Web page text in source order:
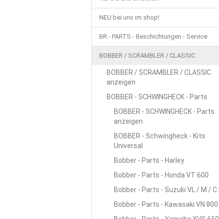
FAHRWERK / RÄDER / STOSSDÄMPFER /
BELEUCHTUNG / SCHEINWERFER /
BEKLEIDUNG / HELME / TASCHEN / USW.
CHOPPER - CUSTOM - PARTS NEU
NEU bei uns im shop!
BR - PARTS - Beschichtungen - Service
BOBBER / SCRAMBLER / CLASSIC
BOBBER / SCRAMBLER / CLASSIC
anzeigen
BOBBER - SCHWINGHECK - Parts
BOBBER - SCHWINGHECK - Parts
anzeigen
BOBBER - Schwingheck - Kits
Universal
Bobber - Parts - Harley
Bobber - Parts - Honda VT 600
Bobber - Parts - Suzuki VL / M / C
Bobber - Parts - Kawasaki VN 800